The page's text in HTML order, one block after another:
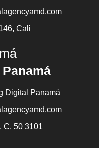
Cali
Digital Panamá
C. 50 3101